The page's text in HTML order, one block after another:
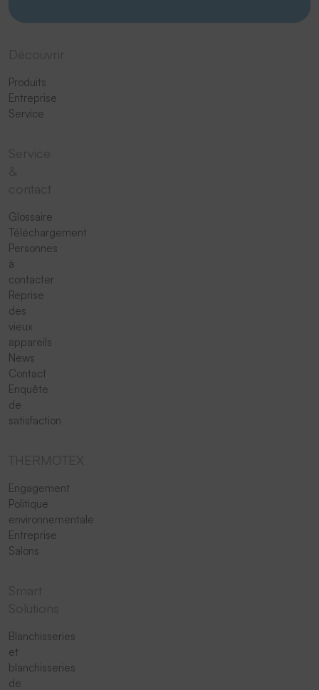
Produits
Entreprise
Service
Glossaire
Téléchargement
Personnes
à
contacter
Reprise
des
vieux
appareils
News
Contact
Enquête
de
satisfaction
Engagement
Politique
environnementale
Entreprise
Salons
Blanchisseries
et
blanchisseries
de